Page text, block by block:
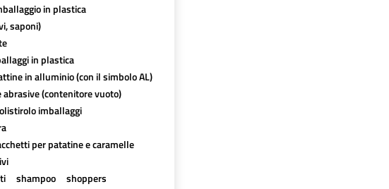
in plastica
saponi)
in plastica
in alluminio (con il simbolo AL)
abrasive (contenitore vuoto)
imballaggi
per patatine e caramelle
shampoo
shoppers